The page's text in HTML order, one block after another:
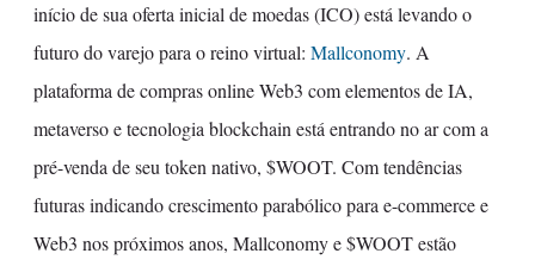
início de sua oferta inicial de moedas (ICO) está levando o
futuro do varejo para o reino virtual:Mallconomy. A
plataforma de compras online Web3 com elementos de IA,
metaverso e tecnologia blockchain está entrando no ar com a
pré-venda de seu token nativo, $WOOT. Com tendências
futuras indicando crescimento parabólico para e-commerce e
Web3 nos próximos anos, Mallconomy e $WOOT estão